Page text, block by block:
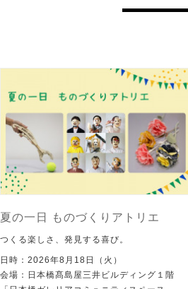
夏の一日 ものづくりアトリエ
つくる楽しさ、発見する喜び。
日時：2026年8月18日（火）
会場：日本橋髙島屋三井ビルディング１階